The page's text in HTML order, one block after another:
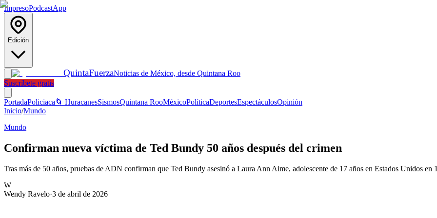
ImpresoPodcastApp
Edición
QuintaFuerzaNoticias de México, desde Quintana Roo
Suscríbete gratis
PortadaPoliciaca 🌀 HuracanesSismosQuintana RooMéxicoPolíticaDeportesEspectáculosOpinión
Inicio/Mundo
Mundo
Confirman nueva víctima de Ted Bundy 50 años después del crimen
Tras más de 50 años, pruebas de ADN confirman que Ted Bundy asesinó a Laura Ann Aime, adolescente de 17 años en Estados Unidos en
W
Wendy Ravelo·3 de abril de 2026